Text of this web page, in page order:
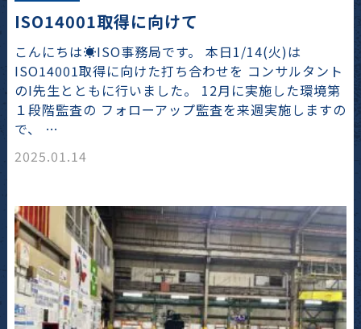
ISO14001取得に向けて
こんにちは☀️ISO事務局です。 本日1/14(火)は
ISO14001取得に向けた打ち合わせを コンサルタント
のI先生とともに行いました。 12月に実施した環境第
１段階監査の フォローアップ監査を来週実施しますの
で、 …
2025.01.14